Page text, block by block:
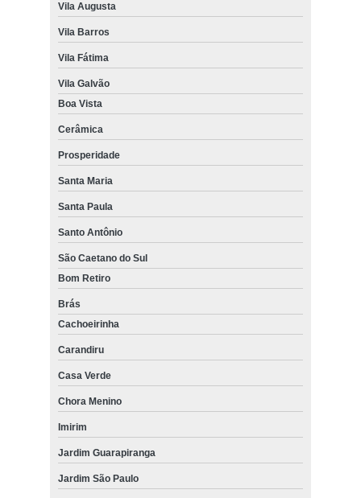
Vila Augusta
Vila Barros
Vila Fátima
Vila Galvão
Boa Vista
Cerâmica
Prosperidade
Santa Maria
Santa Paula
Santo Antônio
São Caetano do Sul
Bom Retiro
Brás
Cachoeirinha
Carandiru
Casa Verde
Chora Menino
Imirim
Jardim Guarapiranga
Jardim São Paulo